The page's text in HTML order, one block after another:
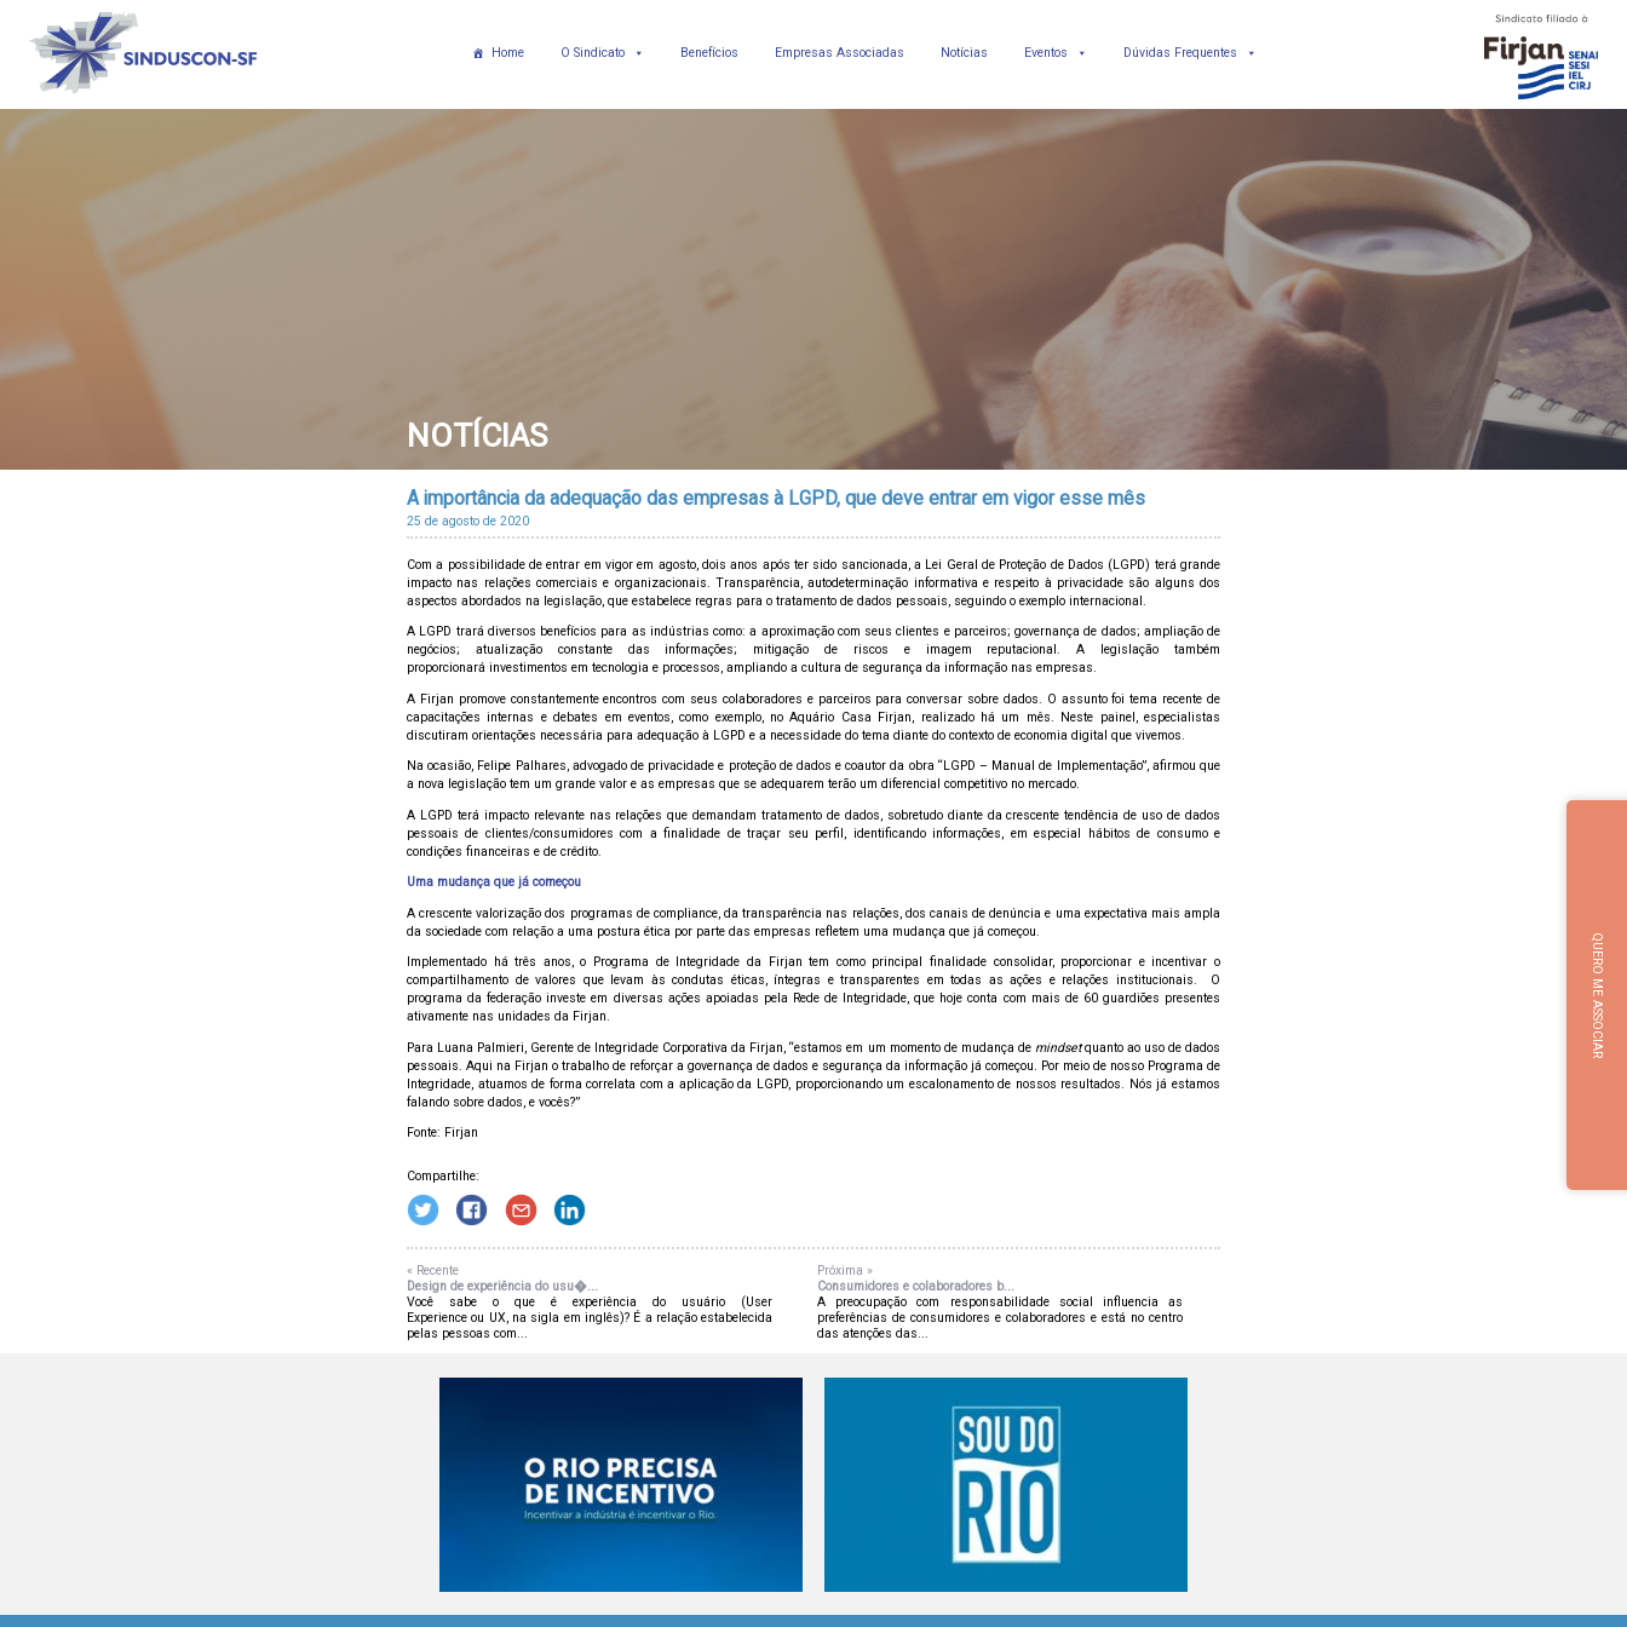
Home O Sindicato Benefícios Empresas Associadas Notícias Eventos Dúvidas Frequentes
NOTÍCIAS
A importância da adequação das empresas à LGPD, que deve entrar em vigor esse mês
25 de agosto de 2020
Com a possibilidade de entrar em vigor em agosto, dois anos após ter sido sancionada, a Lei Geral de Proteção de Dados (LGPD) terá grande
impacto nas relações comerciais e organizacionais. Transparência, autodeterminação informativa e respeito à privacidade são alguns dos
aspectos abordados na legislação, que estabelece regras para o tratamento de dados pessoais, seguindo o exemplo internacional.
A LGPD trará diversos benefícios para as indústrias como: a aproximação com seus clientes e parceiros; governança de dados; ampliação de
negócios; atualização constante das informações; mitigação de riscos e imagem reputacional. A legislação também
proporcionará investimentos em tecnologia e processos, ampliando a cultura de segurança da informação nas empresas.
A Firjan promove constantemente encontros com seus colaboradores e parceiros para conversar sobre dados. O assunto foi tema recente de
capacitações internas e debates em eventos, como exemplo, no Aquário Casa Firjan, realizado há um mês. Neste painel, especialistas
discutiram orientações necessária para adequação à LGPD e a necessidade do tema diante do contexto de economia digital que vivemos.
Na ocasião, Felipe Palhares, advogado de privacidade e proteção de dados e coautor da obra “LGPD – Manual de Implementação”, afirmou que
a nova legislação tem um grande valor e as empresas que se adequarem terão um diferencial competitivo no mercado.
A LGPD terá impacto relevante nas relações que demandam tratamento de dados, sobretudo diante da crescente tendência de uso de dados
pessoais de clientes/consumidores com a finalidade de traçar seu perfil, identificando informações, em especial hábitos de consumo e
condições financeiras e de crédito.
Uma mudança que já começou
A crescente valorização dos programas de compliance, da transparência nas relações, dos canais de denúncia e uma expectativa mais ampla
da sociedade com relação a uma postura ética por parte das empresas refletem uma mudança que já começou.
Implementado há três anos, o Programa de Integridade da Firjan tem como principal finalidade consolidar, proporcionar e incentivar o
compartilhamento de valores que levam às condutas éticas, íntegras e transparentes em todas as ações e relações institucionais. O
programa da federação investe em diversas ações apoiadas pela Rede de Integridade, que hoje conta com mais de 60 guardiões presentes
ativamente nas unidades da Firjan.
Para Luana Palmieri, Gerente de Integridade Corporativa da Firjan, “estamos em um momento de mudança de mindsetquanto ao uso de dados
pessoais. Aqui na Firjan o trabalho de reforçar a governança de dados e segurança da informação já começou. Por meio de nosso Programa de
Integridade, atuamos de forma correlata com a aplicação da LGPD, proporcionando um escalonamento de nossos resultados. Nós já estamos
falando sobre dados, e vocês?”
Fonte: Firjan
Compartilhe:
« Recente
Design de experiência do usu�...
Você sabe o que é experiência do usuário (User
Experience ou UX, na sigla em inglês)? É a relação estabelecida
pelas pessoas com...
Próxima »
Consumidores e colaboradores b...
A preocupação com responsabilidade social influencia as
preferências de consumidores e colaboradores e está no centro
das atenções das...
QUERO ME ASSOCIAR